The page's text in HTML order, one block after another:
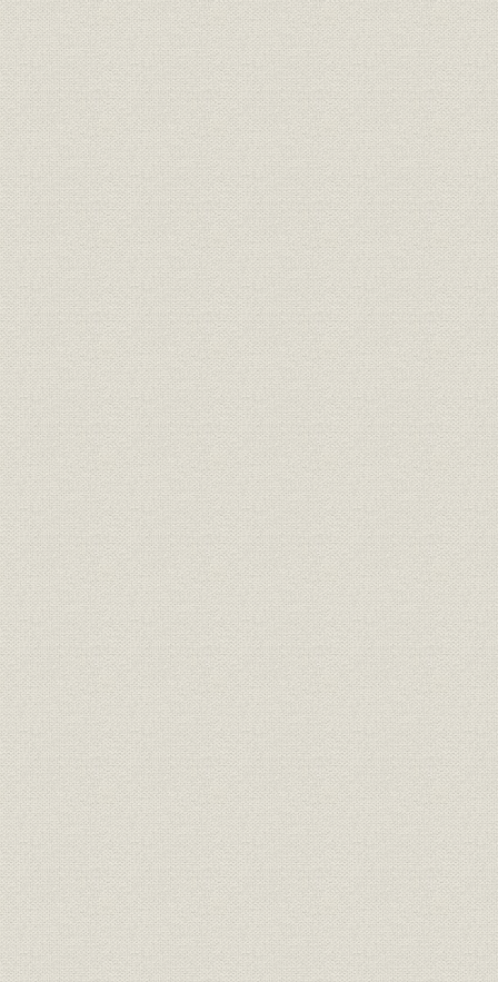
設備
ー(原料叩解機)、火力発電装置
[昭和10年
事業所 本社事務所(大阪・北久宝寺町) [昭和3年
事業所
名古屋営業所(名古屋市・御器所
町)
[昭和2年
事業所
京都営業所{京都・西院中溝
町)、岡山営業所(岡山・上石
井」)
[昭和4年
(1922年)]
生産
簡易ソーダパルプの生産推移(淀
川工場)
昭和15年
(1943年
財務・業績 第35~44期の業績
昭和11年
年(1941年
事業所
本社事務所(淀川工場内)、日本
紙器(株)絵図(千船製紙工場、佃
工場、今宮工場、神戸工場)
[昭和13年
事業所
尼崎工場、東洋紙器(株)、広島
駐在所
[昭和15年
事業所;設備
朝鮮営業所(昭和14年)、朝鮮営
業所(工場)のコルゲーター
昭和14年
事業所;海外事業
台湾営業所(昭和14年)、満州紙
器(株)仮営業所、上海紙器(株)
昭和14年
従業員 当社職員に対する召集
昭和13年
(1944年)
社歌 聯合紙器株式会社 社歌 昭和16年
設備
ソリッドファイバーを造るペー
スチングマシン(淀川工場)
[昭和18年
財務・業績 第45~52期の業績
昭和16年
年(1945年
資産;海外事業 外地資産の喪失 [昭和20年
事業所;災害
昭和20年8月現在における工場
の喪失・焼失・残存
昭和20年
事業所;災害 戦災による工場別被害額 [昭和20年
昭和20年